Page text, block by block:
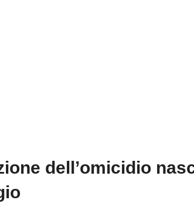
dell’omicidio